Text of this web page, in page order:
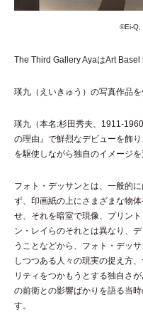
©︎Ei-Q,
The Third Gallery AyaはArt Basel
瑛九（えいきゅう）の写真作品を
瑛九（本名:杉田秀夫、1911-
の理由』で鮮烈なデビューを飾
を駆使しながら独自のイメージを
フォト・デッサンとは、一般的
ず、印画紙の上にさまざまな物
せ、それを暗室で現像、プリン
ン・レイらのそれとは異なり、
うことなどから、フォト・デッ
しつつある人々の現実の捉え方
リティをつかもうとする独自さ
の前衛との影響ばかりを語る当
す。